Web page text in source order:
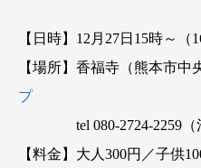
【日時】12月27日15時～（
【場所】香福寺（熊本市中
プ
tel 080-2724-2259（清
【料金】大人300円／子供